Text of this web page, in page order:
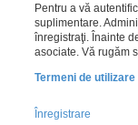
Pentru a vă
suplimentare.
înregistraţi. Înainte
asociate. Vă rugăm
Termeni de utilizare
Înregistrare